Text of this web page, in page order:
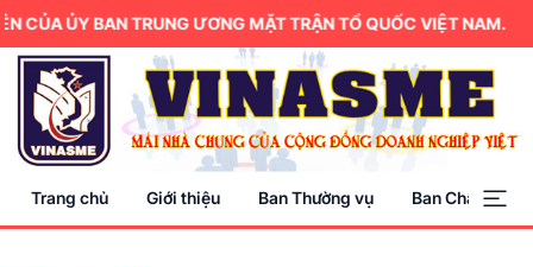
ỦY BAN TRUNG ƯƠNG MẶT TRẬN TỔ QUỐC VIỆT NAM.
Trang chủ Giới thiệu Ban Thường vụ Ban Chấp hành